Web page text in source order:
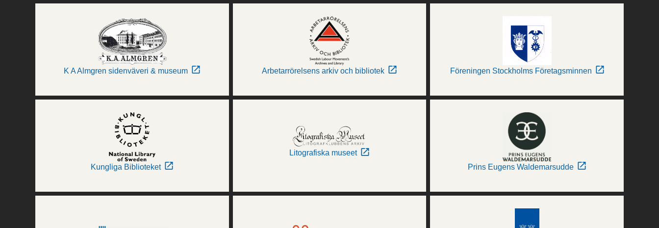
K A Almgren sidenväveri & museum Arbetarrörelsens arkiv och bibliotek Föreningen Stockholms Företagsminnen
Kungliga Biblioteket
Litografiska museet
Prins Eugens Waldemarsudde